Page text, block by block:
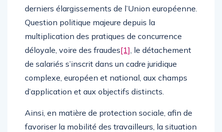
derniers élargissements de l’Union européenne.
Question politique majeure depuis la
multiplication des pratiques de concurrence
déloyale, voire des fraudes[1], le détachement
de salariés s’inscrit dans un cadre juridique
complexe, européen et national, aux champs
d’application et aux objectifs distincts.
Ainsi, en matière de protection sociale, afin de
favoriser la mobilité des travailleurs, la situation